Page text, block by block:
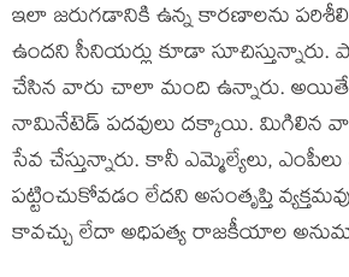
ఇలా జరుగడానికి ఉన్న కారణాలను
ఉందని సీనియర్లు కూడా సూచిస్తున్నారు.
చేసిన వారు చాలా మంది ఉన్నారు.
నామినేటెడ్ పదవులు దక్కాయి. మిగిలిన
సేవ చేస్తున్నారు. కానీ ఎమ్మెల్యేలు,
పట్టించుకోవడం లేదని అసంతృప్తి
కావచ్చు లేదా అధిపత్య రాజకీయాల